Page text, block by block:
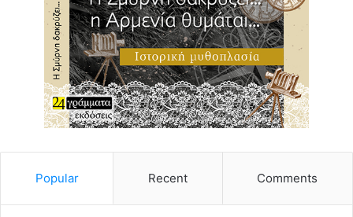
Popular Recent Comments